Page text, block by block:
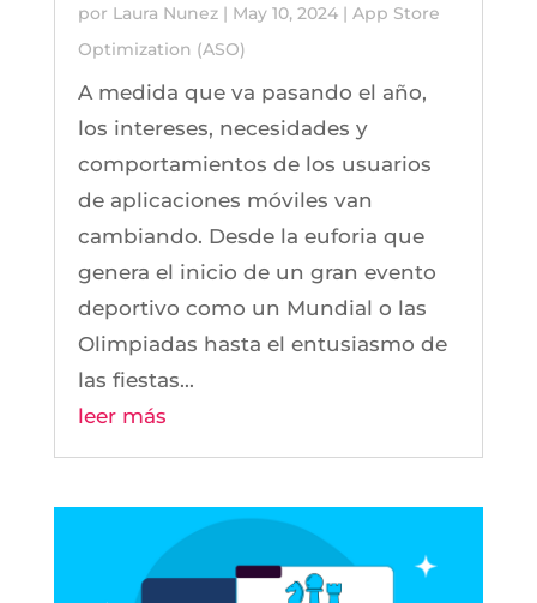
por Laura Nunez| May 10, 2024| App Store
Optimization (ASO)
A medida que va pasando el año,
los intereses, necesidades y
comportamientos de los usuarios
de aplicaciones móviles van
cambiando. Desde la euforia que
genera el inicio de un gran evento
deportivo como un Mundial o las
Olimpiadas hasta el entusiasmo de
las fiestas...
leer más